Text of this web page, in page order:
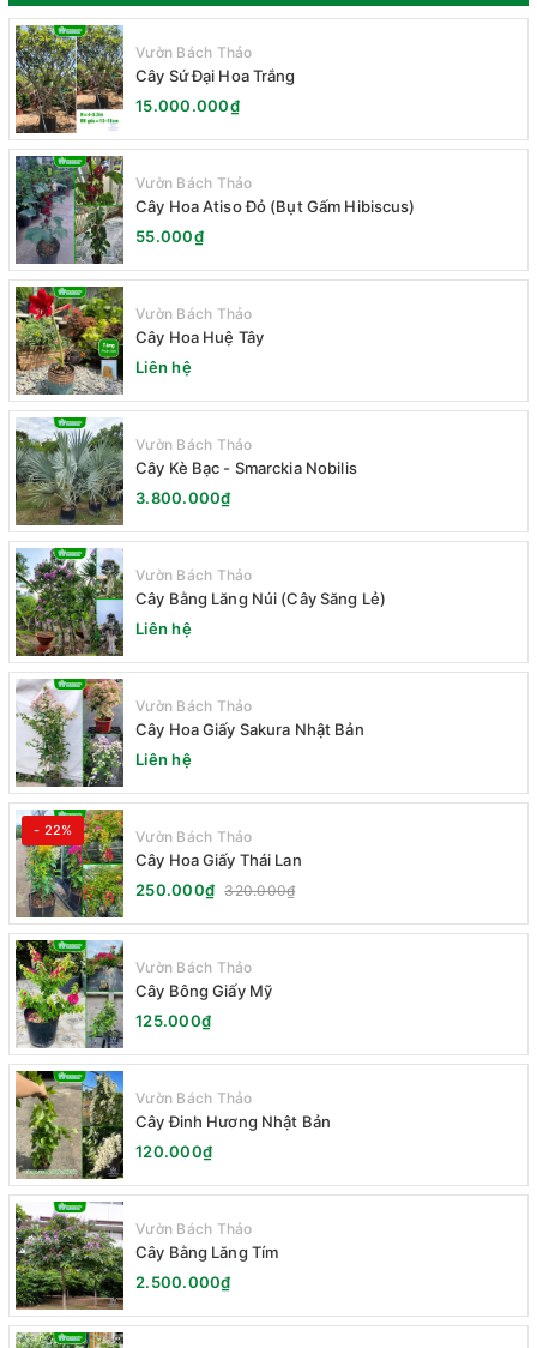
Vườn Bách Thảo
Cây Sứ Đại Hoa Trắng
15.000.000₫
Vườn Bách Thảo
Cây Hoa Atiso Đỏ (Bụt Gấm Hibiscus)
55.000₫
Vườn Bách Thảo
Cây Hoa Huệ Tây
Liên hệ
Vườn Bách Thảo
Cây Kè Bạc - Smarckia Nobilis
3.800.000₫
Vườn Bách Thảo
Cây Bằng Lăng Núi (Cây Săng Lẻ)
Liên hệ
Vườn Bách Thảo
Cây Hoa Giấy Sakura Nhật Bản
Liên hệ
- 22% Vườn Bách Thảo
Cây Hoa Giấy Thái Lan
250.000₫ 320.000₫
Vườn Bách Thảo
Cây Bông Giấy Mỹ
125.000₫
Vườn Bách Thảo
Cây Đinh Hương Nhật Bản
120.000₫
Vườn Bách Thảo
Cây Bằng Lăng Tím
2.500.000₫